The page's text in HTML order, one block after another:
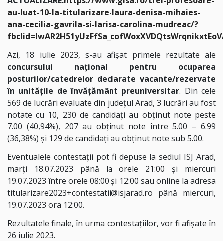
au-luat-10-la-titularizare-laura-denisa-mihaies-
ana-cecilia-gavrila-si-larisa-carolina-mudreac/?
Azi, 18 iulie 2023, s-au afişat primele rezultate ale
concursului național pentru ocuparea
posturilor/catedrelor declarate vacante/rezervate
în unităţile de învăţământ preuniversitar. Din cele
569 de lucrări evaluate din județul Arad, 3 lucrări au fost
notate cu 10, 230 de candidați au obținut note peste
7.00 (40,94%), 207 au obținut note între 5.00 – 6.99
(36,38%) și 129 de candidați au obținut note sub 5.00.
Eventualele contestații pot fi depuse la sediul ISJ Arad,
marți 18.07.2023 până la orele 21:00 și miercuri
19.07.2023 între orele 08:00 și 12:00 sau online la adresa
titularizare2023+contestatii@isjarad.ro până miercuri,
19.07.2023 ora 12:00.
Rezultatele finale, în urma contestațiilor, vor fi afișate în
26 iulie 2023.